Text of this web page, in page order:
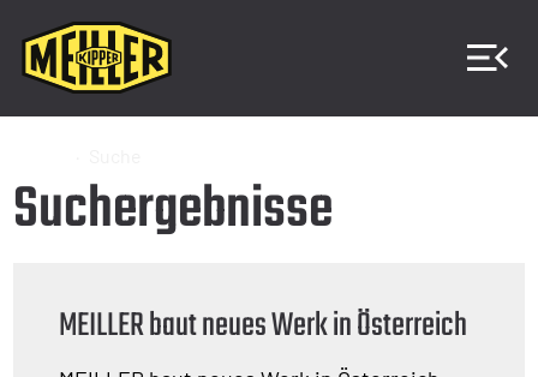
Suchergebnisse
MEILLER baut neues Werk in Österreich